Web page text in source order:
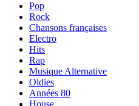
Pop
Rock
Chansons françaises
Electro
Hits
Rap
Musique Alternative
Oldies
Années 80